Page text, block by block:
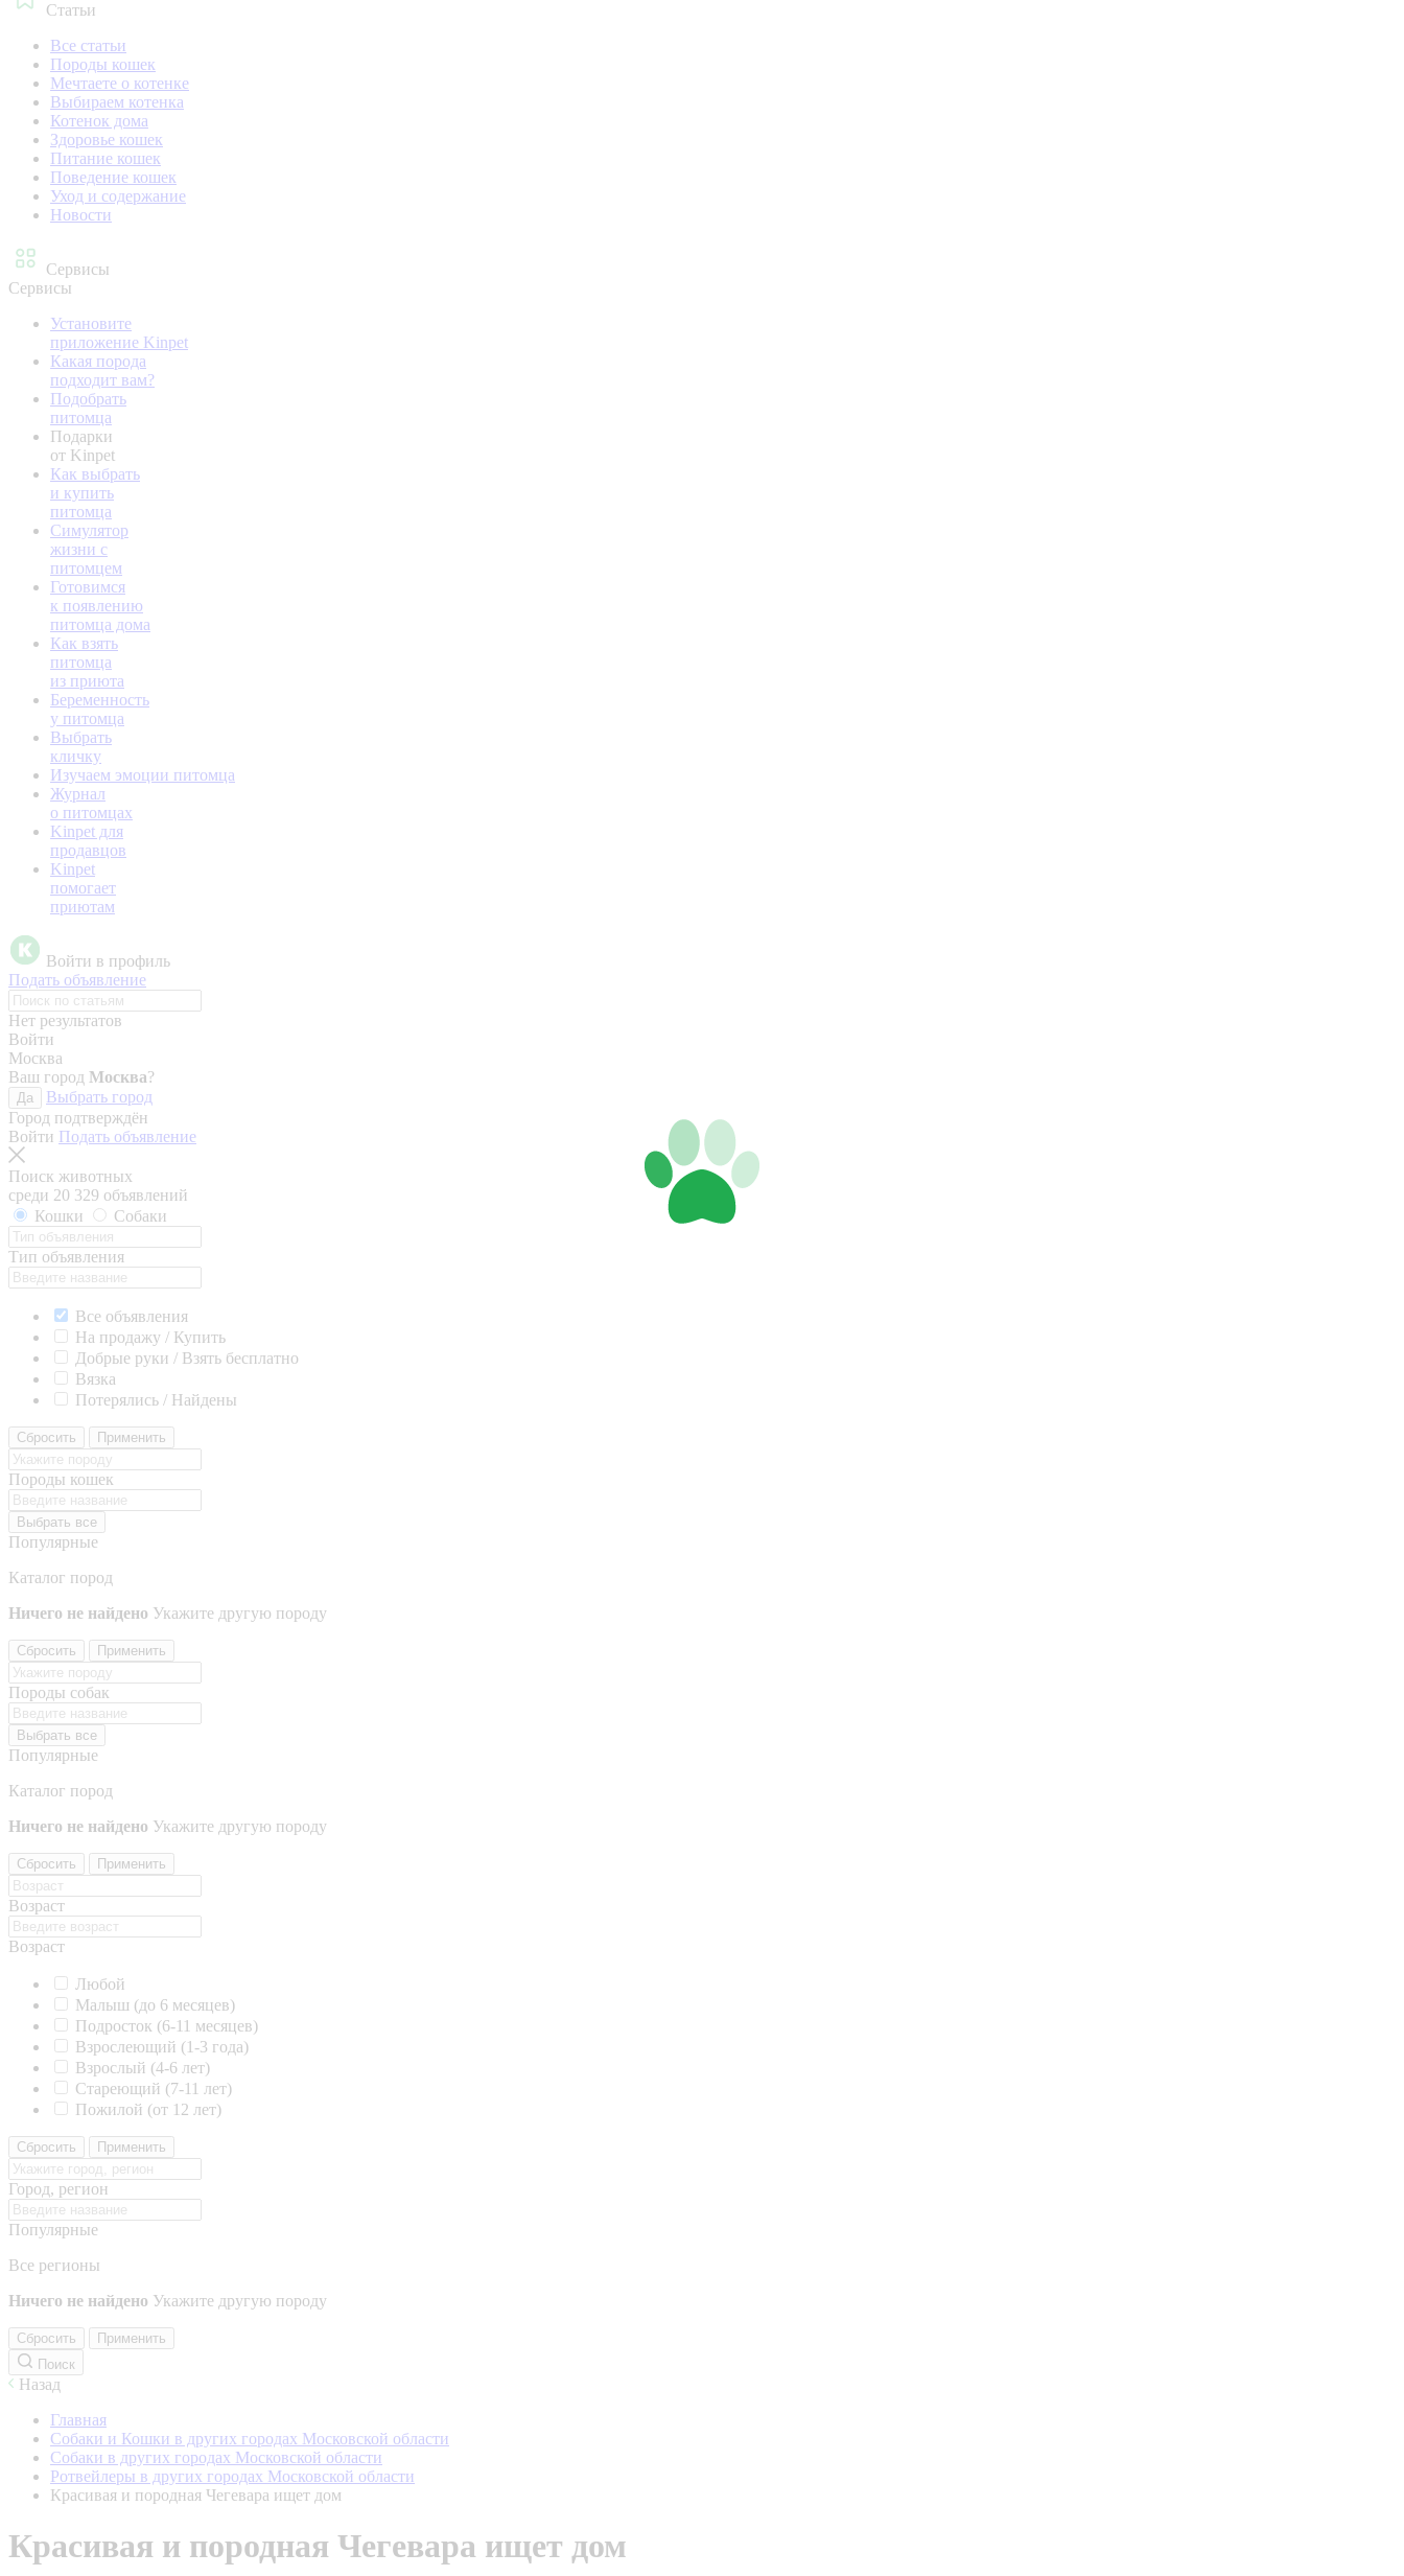
Статьи
Все статьи
Породы кошек
Мечтаете о котенке
Выбираем котенка
Котенок дома
Здоровье кошек
Питание кошек
Поведение кошек
Уход и содержание
Новости
Сервисы
Сервисы
Установите
приложение Kinpet
Какая порода
подходит вам?
Подобрать
питомца
Подарки
от Kinpet
Как выбрать
и купить
питомца
Симулятор
жизни с
питомцем
Готовимся
к появлению
питомца дома
Как взять
питомца
из приюта
Беременность
у питомца
Выбрать
кличку
Изучаем эмоции питомца
Журнал
о питомцах
Kinpet для
продавцов
Kinpet
помогает
приютам
Войти в профиль
Подать объявление
Нет результатов
Войти
Москва
Ваш город Москва?
Да
Выбрать город
Город подтверждён
Войти Подать объявление
Поиск животных
среди 20 329 объявлений
Кошки
Собаки
Тип объявления
Все объявления
На продажу / Купить
Добрые руки / Взять бесплатно
Вязка
Потерялись / Найдены
Сбросить Применить
Породы кошек
Выбрать все
Популярные
Каталог пород
Ничего не найдено Укажите другую породу
Сбросить Применить
Породы собак
Выбрать все
Популярные
Каталог пород
Ничего не найдено Укажите другую породу
Сбросить Применить
Возраст
Возраст
Любой
Малыш (до 6 месяцев)
Подросток (6-11 месяцев)
Взрослеющий (1-3 года)
Взрослый (4-6 лет)
Стареющий (7-11 лет)
Пожилой (от 12 лет)
Сбросить Применить
Город, регион
Популярные
Все регионы
Ничего не найдено Укажите другую породу
Сбросить
Применить
Поиск
Назад
Главная
Собаки и Кошки в других городах Московской области
Собаки в других городах Московской области
Ротвейлеры в других городах Московской области
Красивая и породная Чегевара ищет дом
Красивая и породная Чегевара ищет дом